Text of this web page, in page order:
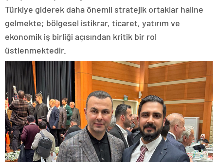
Türkiye giderek daha önemli stratejik ortaklar haline
gelmekte; bölgesel istikrar, ticaret, yatırım ve
ekonomik iş birliği açısından kritik bir rol
üstlenmektedir.